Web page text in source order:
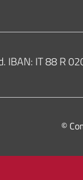
IBAN: IT 88 R
©